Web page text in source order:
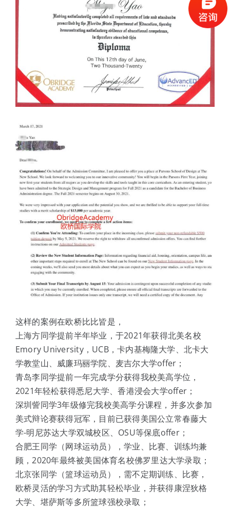
这样的案例在欧桥比比皆是，
上海方同学提前半年毕业，于2021年获得北美名校
Emory University，UCB，卡内基梅隆大学、北卡大
学教堂山、威廉玛丽学院、麦吉尔大学offer；
青岛李同学提前一年完成学分获得我校美高学位，
2021年轻松获得悉尼大学、香港浸会大学offer；
深圳訾同学3年级修完我校美高学分课程，并多次参加
美式辩论赛获得冠军，目前已获得美国公立常春藤大
学-明尼苏达大学双城校区、OSU等保底offer；
合肥王同学（网球运动员），学业、比赛、训练均兼
顾，2020年最终被美国体育名校佛罗里达大学录取；
北京张同学（篮球运动员），需不定期训练、比赛，
欧桥灵活的学习方式助其轻松毕业，并获得康涅狄格
大学、堪萨斯等多所篮球强校录取；